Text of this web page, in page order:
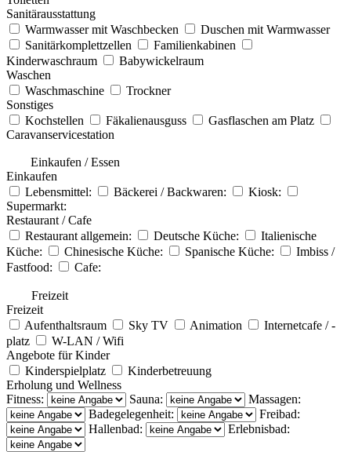
Sanitärausstattung
Warmwasser mit Waschbecken
Duschen mit Warmwasser
Sanitärkomplettzellen
Familienkabinen
Kinderwaschraum
Babywickelraum
Waschen
Waschmaschine
Trockner
Sonstiges
Kochstellen
Fäkalienausguss
Gasflaschen am Platz
Caravanservicestation
Einkaufen / Essen
Einkaufen
Lebensmittel:
Bäckerei / Backwaren:
Kiosk:
Supermarkt:
Restaurant / Cafe
Restaurant allgemein:
Deutsche Küche:
Italienische
Küche:
Chinesische Küche: Spanische Küche:
Imbiss /
Fastfood:
Cafe:
Freizeit
Freizeit
Aufenthaltsraum
Sky TV Animation
Internetcafe / -
platz
W-LAN / Wifi
Angebote für Kinder
Kinderspielplatz
Kinderbetreuung
Erholung und Wellness
Fitness:
Sauna:
Massagen:
Badegelegenheit:
Freibad:
Hallenbad:
Erlebnisbad: